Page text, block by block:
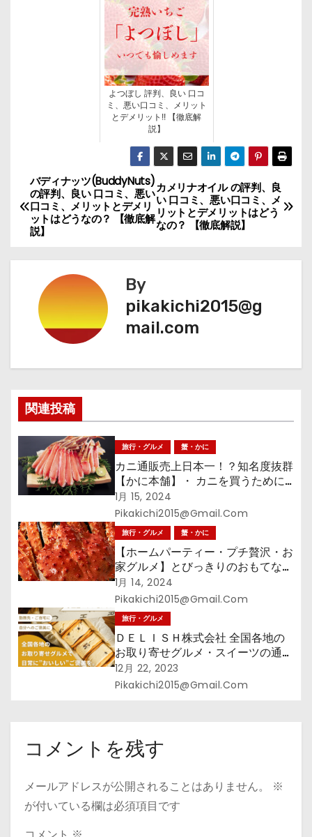
よつぼし 評判、良い 口コ
ミ、悪い口コミ、メリット
とデメリット!! 【徹底解
説】
投
稿
ゲ
シ
ョ
ン
カメリナオイル の評判、良
い 口コミ、悪い口コミ、メ
リットとデメリットはどう
なの？ 【徹底解説】
バディナッツ(BuddyNuts)
の評判、良い 口コミ、悪い
口コミ、メリットとデメリ
ットはどうなの？ 【徹底解
説】
By
pikakichi2015@g
mail.com
関連投稿
旅行・グルメ 蟹・かに
カニ通販売上日本一！？知名度抜群
【かに本舗】・ カニを買うために
必要なこと
1月 15, 2024
Pikakichi2015@gmail.com
旅行・グルメ 蟹・かに
【ホームパーティー・プチ贅沢・お
家グルメ】とびっきりのおもてなし
をしたい方へ
1月 14, 2024
Pikakichi2015@gmail.com
旅行・グルメ
ＤＥＬＩＳＨ株式会社 全国各地の
お取り寄せグルメ・スイーツの通販
サイト【DELISH MALL】
12月 22, 2023
Pikakichi2015@gmail.com
コメントを残す
メールアドレスが公開されることはありません。
※
が付いている欄は必須項目です